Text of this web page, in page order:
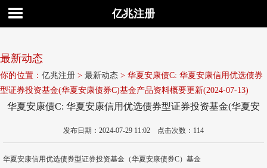
亿兆注册
最新动态
你的位置： 亿兆注册 > 最新动态 > 华夏安康债C: 华夏安康信用优选债券
型证券投资基金(华夏安康债券C)基金产品资料概要更新(2024-07-13)
华夏安康债C: 华夏安康信用优选债券型证券投资基金(华夏安
发布日期：2024-07-29 11:02 点击次数：114
华夏安康信用优选债券型证券投资基金（华夏安康债券C）基金